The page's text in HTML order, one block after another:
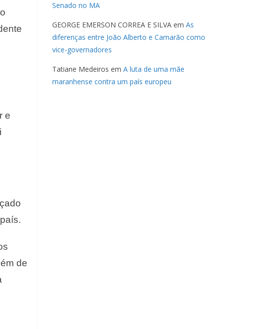
e
de
Senado no MA
GEORGE EMERSON CORREA E SILVA em As
diferenças entre João Alberto e Camarão como
vice-governadores
Tatiane Medeiros em A luta de uma mãe
maranhense contra um país europeu